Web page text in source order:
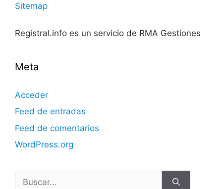
Sitemap
Registral.info es un servicio de RMA Gestiones
Meta
Acceder
Feed de entradas
Feed de comentarios
WordPress.org
Buscar: